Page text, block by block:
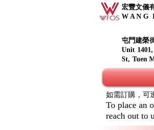
宏豐文儀
W A N G
屯門建榮
Unit
St, Tuen
如需訂購，可
To place an
reach out to